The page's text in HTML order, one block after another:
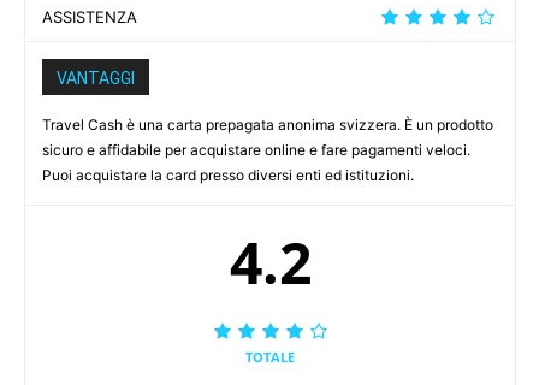
ASSISTENZA
VANTAGGI
Travel Cash è una carta prepagata anonima svizzera. È un prodotto
sicuro e affidabile per acquistare online e fare pagamenti veloci.
Puoi acquistare la card presso diversi enti ed istituzioni.
4.2
TOTALE